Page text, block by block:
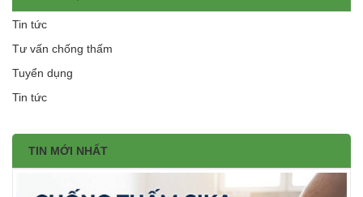
Tin tức
Tư vấn chống thấm
Tuyển dụng
Tin tức
TIN MỚI NHẤT